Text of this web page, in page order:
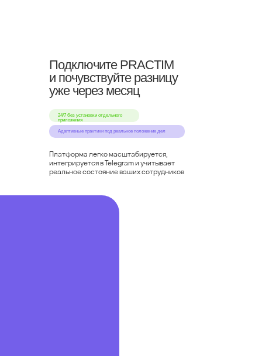
Платформа легко масштабируется,
интегрируется в Telegram и учитывает
реальное состояние ваших сотрудников
24/7 без установки отдельного
приложения
Адаптивные практики под реальное положение дел
Подключите PRACTIM
и почувствуйте разницу
уже через месяц